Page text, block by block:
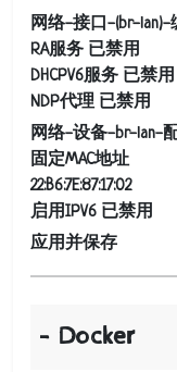
网络-接口-(br-lan)-
RA服务 已禁用
DHCPV6服务 已禁用
NDP代理 已禁用
网络-设备-br-lan-
固定MAC地址
22:B6:7E:87:17:02
启用IPV6 已禁用
应用并保存
Docker